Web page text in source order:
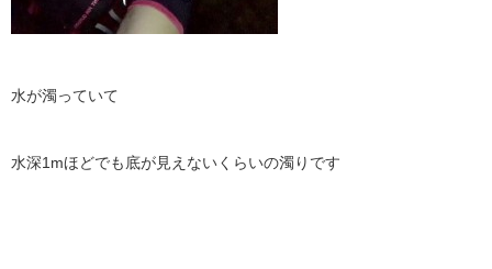
水が濁っていて
水深1mほどでも底が見えないくらいの濁りです